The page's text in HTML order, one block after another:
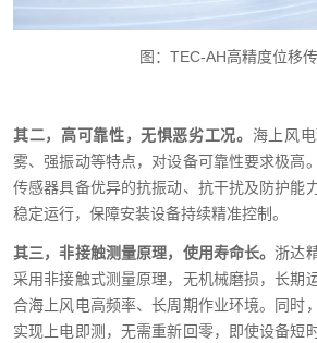
图： TEC-AH高精度位移
其二，高可靠性，无惧恶劣工况。 海上风
雾、强振动等特点，对设备可靠性要求极高
传感器具备优异的抗振动、抗干扰及防护能
稳定运行，保障安装设备持续精准控制。
其三，非接触测量原理，使用寿命长。 浙达
采用非接触式测量原理，无机械磨损，长期
合海上风电高频率、长周期作业环境。同时
实现上电即测，无需重新回零，即使设备短